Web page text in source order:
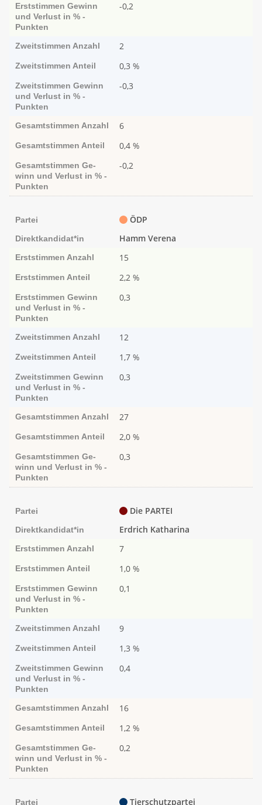
Erststimmen Ge­­winn
und Ver­­lust in % -
Punk­ten
-0,2
Zweitstimmen Anzahl 2
Zweitstimmen Anteil 0,3 %
Zweitstimmen Ge­­winn
und Ver­­lust in % -
Punk­ten
-0,3
Gesamtstimmen Anzahl 6
Gesamtstimmen Anteil 0,4 %
Gesamtstimmen Ge­­
winn und Ver­­lust in % -
Punk­ten
-0,2
Partei ÖDP
Direktkandidat*in Hamm Verena
Erststimmen Anzahl 15
Erststimmen Anteil 2,2 %
Erststimmen Ge­­winn
und Ver­­lust in % -
Punk­ten
0,3
Zweitstimmen Anzahl 12
Zweitstimmen Anteil 1,7 %
Zweitstimmen Ge­­winn
und Ver­­lust in % -
Punk­ten
0,3
Gesamtstimmen Anzahl 27
Gesamtstimmen Anteil 2,0 %
Gesamtstimmen Ge­­
winn und Ver­­lust in % -
Punk­ten
0,3
Partei Die PARTEI
Direktkandidat*in Erdrich Katharina
Erststimmen Anzahl 7
Erststimmen Anteil 1,0 %
Erststimmen Ge­­winn
und Ver­­lust in % -
Punk­ten
0,1
Zweitstimmen Anzahl 9
Zweitstimmen Anteil 1,3 %
Zweitstimmen Ge­­winn
und Ver­­lust in % -
Punk­ten
0,4
Gesamtstimmen Anzahl 16
Gesamtstimmen Anteil 1,2 %
Gesamtstimmen Ge­­
winn und Ver­­lust in % -
Punk­ten
0,2
Partei Tierschutzpartei